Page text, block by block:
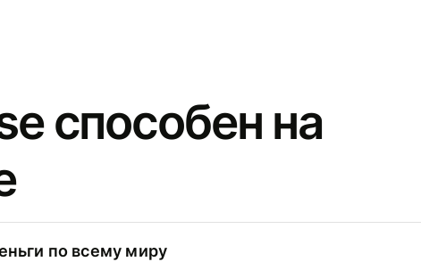
способен на
по всему миру